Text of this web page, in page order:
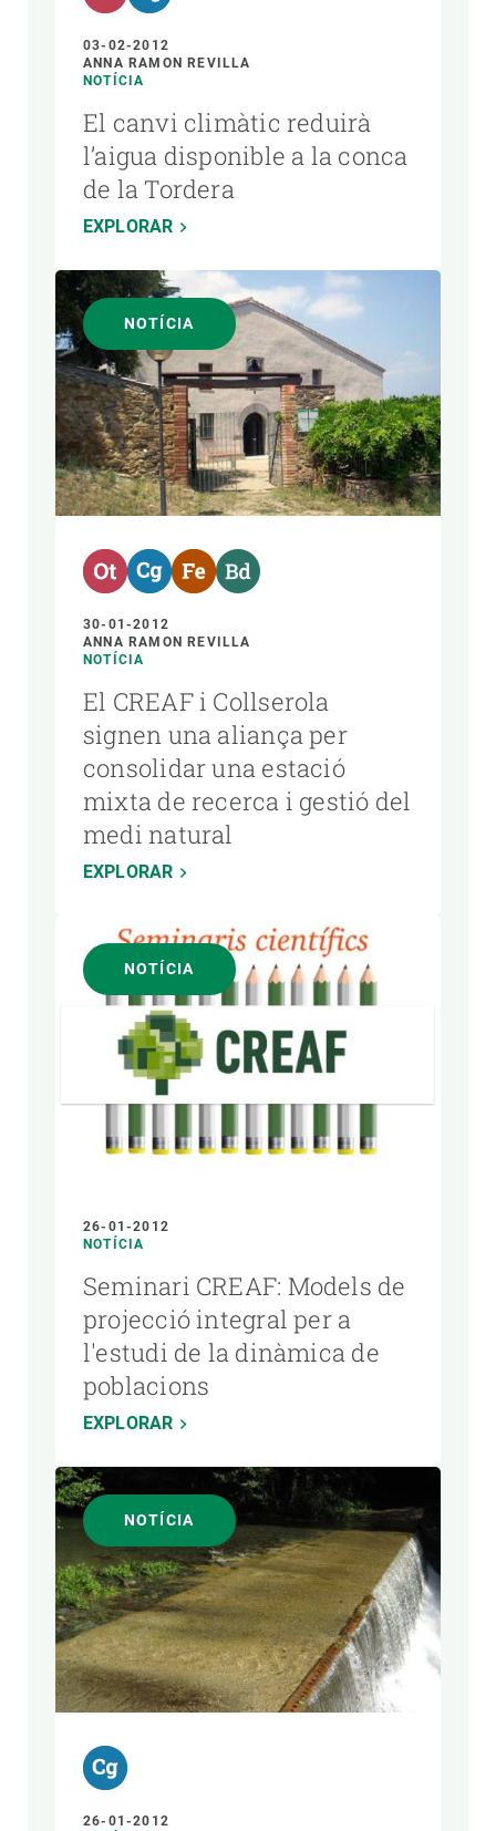
03-02-2012
ANNA RAMON REVILLA
NOTÍCIA
El canvi climàtic reduirà
l’aigua disponible a la conca
de la Tordera
EXPLORAR
NOTÍCIA
30-01-2012
ANNA RAMON REVILLA
NOTÍCIA
El CREAF i Collserola
signen una aliança per
consolidar una estació
mixta de recerca i gestió del
medi natural
EXPLORAR
NOTÍCIA
26-01-2012
NOTÍCIA
Seminari CREAF: Models de
projecció integral per a
l'estudi de la dinàmica de
poblacions
EXPLORAR
NOTÍCIA
26-01-2012